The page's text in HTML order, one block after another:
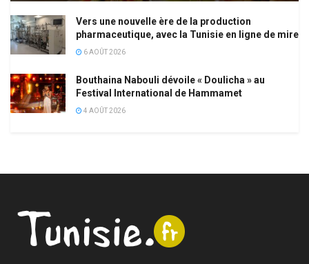
Vers une nouvelle ère de la production
pharmaceutique, avec la Tunisie en ligne de mire
6 AOÛT 2026
Bouthaina Nabouli dévoile « Doulicha » au
Festival International de Hammamet
4 AOÛT 2026